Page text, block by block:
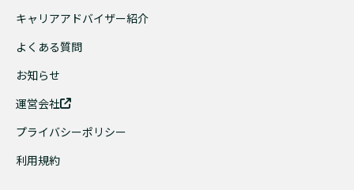
キャリアアドバイザー紹介
よくある質問
お知らせ
運営会社
プライバシーポリシー
利用規約